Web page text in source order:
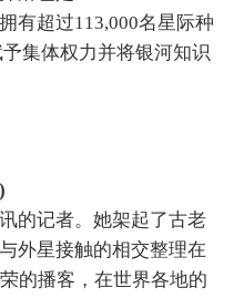
有超过113,000名星际种
集体权力并将银河知识
的记者。她架起了古老
外星接触的相交整理在
的播客，在世界各地的